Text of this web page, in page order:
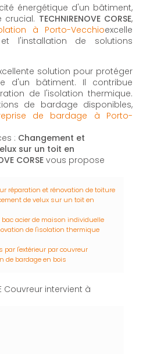
énergétique d'un bâtiment,
crucial. TECHNIRENOVE CORSE,
à Porto-Vecchioexcelle
l'installation de solutions
solution pour protéger
d'un bâtiment. Il contribue
de l'isolation thermique.
de bardage disponibles,
de bardage à Porto-
: Changement et
sur un toit en
CORSE vous propose
réparation et rénovation de toiture
de velux sur un toit en
acier de maison individuelle
de l'isolation thermique
par l'extérieur par couvreur
de bardage en bois
Couvreur intervient à